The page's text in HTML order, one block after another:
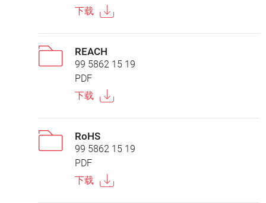
下载
REACH
99 5862 15 19
PDF
下载
RoHS
99 5862 15 19
PDF
下载